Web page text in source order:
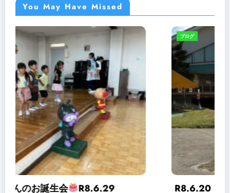
You May Have Missed
R8.6.20 第６５回運動会